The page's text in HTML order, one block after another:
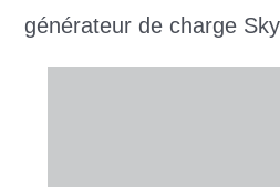
générateur de charge